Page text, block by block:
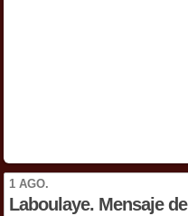
1 AGO.
Laboulaye. Mensaje de